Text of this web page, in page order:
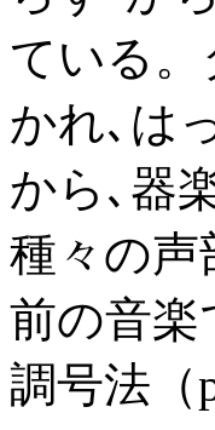
ている
かれ､は
から､器
種々の声
前の音楽
調号法（